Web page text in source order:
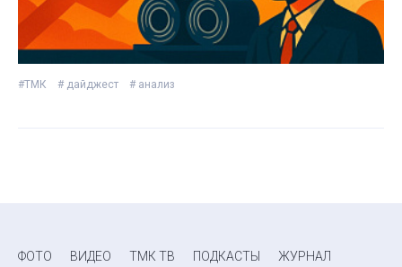
#ТМК # дайджест # анализ
ФОТО ВИДЕО ТМК ТВ ПОДКАСТЫ ЖУРНАЛ